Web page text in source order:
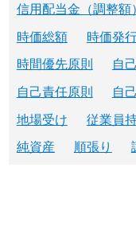
信用配当金（調整額
時価総額 時価発
時間優先原則 自
自己責任原則 自
地場受け 従業員
純資産 順張り